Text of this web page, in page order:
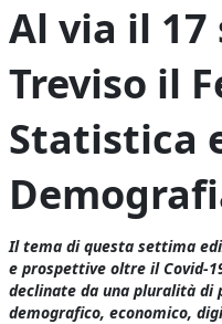
Al via il
Treviso il
Statistica
Il tema di questa settima
e prospettive oltre il Covid-
declinate da una pluralità
demografico, economico,